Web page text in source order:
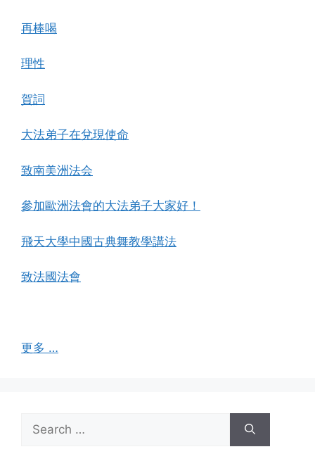
再棒喝
理性
賀詞
大法弟子在兌現使命
致南美洲法会
參加歐洲法會的大法弟子大家好！
飛天大學中國古典舞教學講法
致法國法會
更多 …
Search
for: